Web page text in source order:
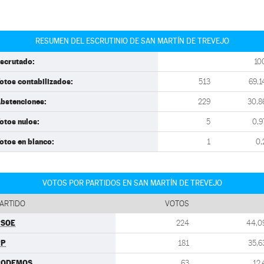
RESUMEN DEL ESCRUTINIO DE SAN MARTÍN DE TREVEJO
contabilizados: 513
229
nulos: 5
en blanco: 1
VOTOS POR PARTIDOS EN SAN MARTÍN DE TREVEJO
VOTOS
224
181